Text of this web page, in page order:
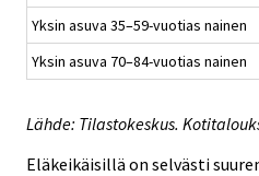
Yksin asuva 35–59-vuotias nainen
Yksin asuva 70–84-vuotias nainen
Lähde: Tilastokeskus.
Eläkeikäisillä on selvästi